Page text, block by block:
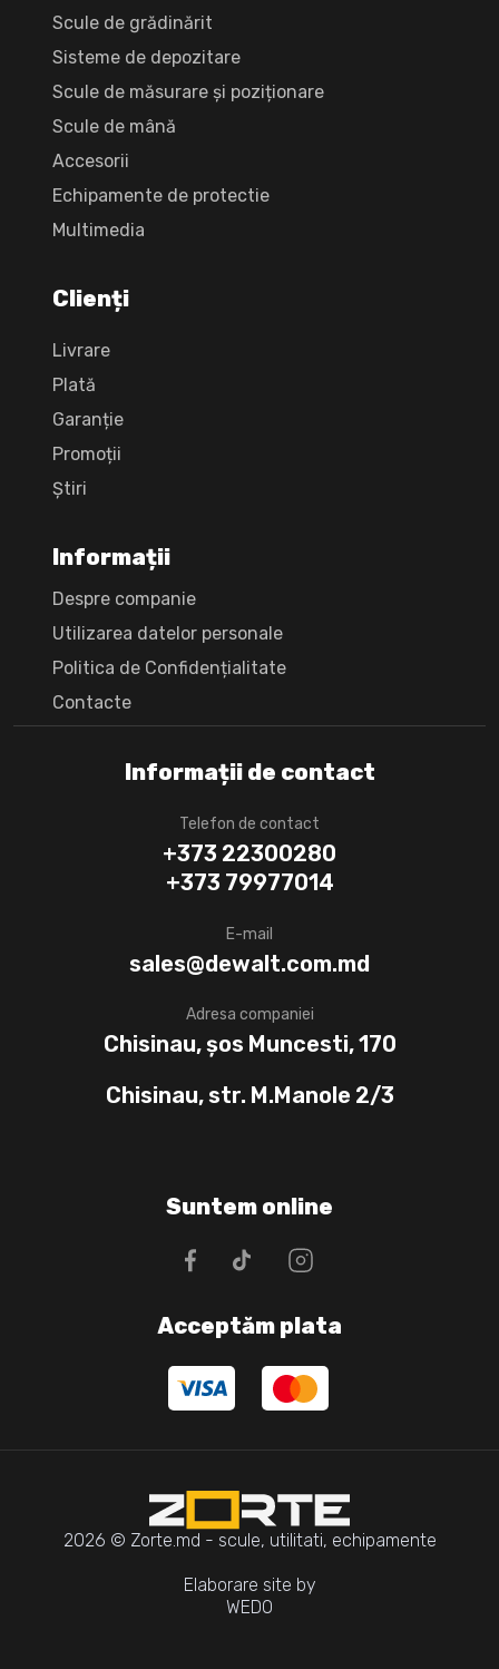
Informații de contact
Telefon de contact
+373 22300280
+373 79977014
E-mail
sales@dewalt.com.md
Adresa companiei
Chisinau, șos Muncesti, 170
Chisinau, str. M.Manole 2/3
Scule de grădinărit
Sisteme de depozitare
Scule de măsurare și poziționare
Scule de mână
Accesorii
Echipamente de protectie
Multimedia
Clienți
Livrare
Plată
Garanție
Promoții
Știri
Informații
Despre companie
Utilizarea datelor personale
Politica de Confidențialitate
Сontacte
Suntem online
Acceptăm plata
2026 © Zorte.md - scule, utilitati, echipamente
Elaborare site by
WEDO